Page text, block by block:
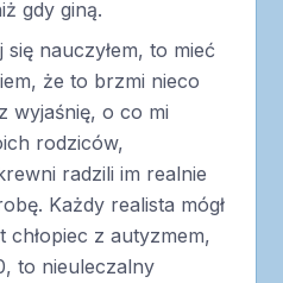
gdy giną.
nauczyłem, to mieć
że to brzmi nieco
wyjaśnię, o co mi
rodziców,
radzili im realnie
Każdy realista mógł
chłopiec z autyzmem,
to nieuleczalny